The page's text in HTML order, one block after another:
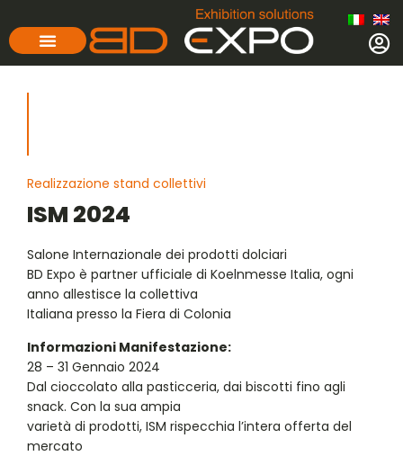
Realizzazione stand collettivi
ISM 2024
Salone Internazionale dei prodotti dolciari
BD Expo è partner ufficiale di Koelnmesse Italia, ogni
anno allestisce la collettiva
Italiana presso la Fiera di Colonia
Informazioni Manifestazione:
28 – 31 Gennaio 2024
Dal cioccolato alla pasticceria, dai biscotti fino agli
snack. Con la sua ampia
varietà di prodotti, ISM rispecchia l’intera offerta del
mercato